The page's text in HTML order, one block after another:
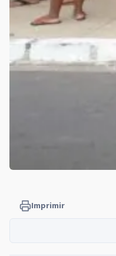
Imprimir